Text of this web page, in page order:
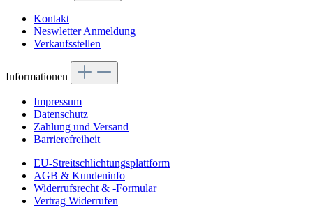
Kontakt
Neswletter Anmeldung
Verkaufsstellen
Informationen
Impressum
Datenschutz
Zahlung und Versand
Barrierefreiheit
EU-Streitschlichtungsplattform
AGB & Kundeninfo
Widerrufsrecht & -Formular
Vertrag Widerrufen